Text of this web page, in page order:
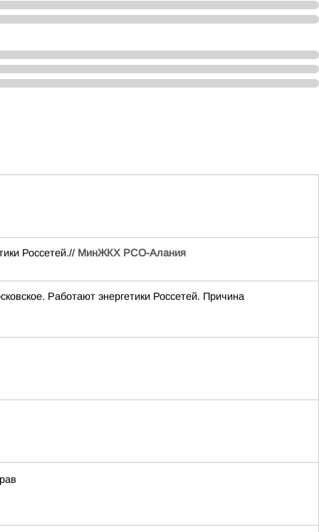
Россетей.// МинЖКХ РСО-Алания
Работают энергетики Россетей. Причина